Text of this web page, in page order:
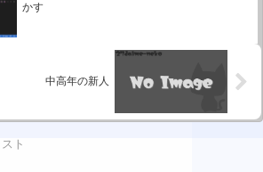
かす
中高年の新人
ト